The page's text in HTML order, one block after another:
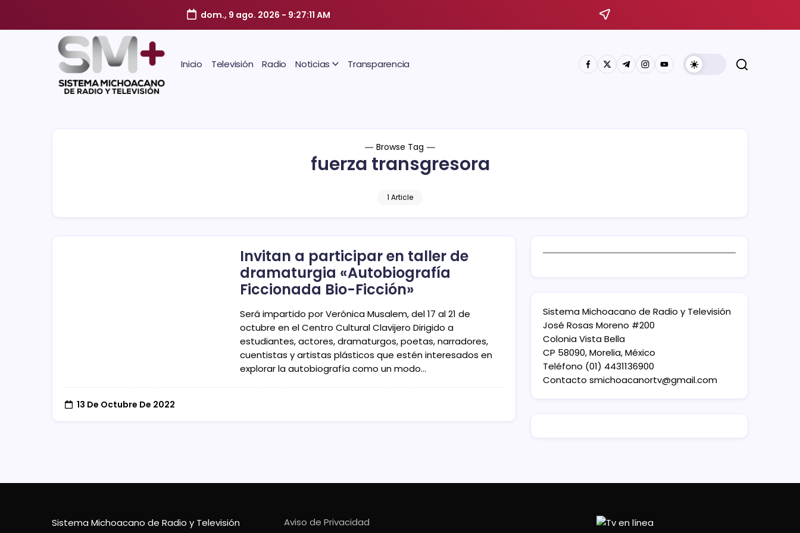
dom., 9 ago. 2026 - 9:27:12 AM
Inicio Televisión Radio Noticias Transparencia
Browse Tag
fuerza transgresora
1 Article
Invitan a participar en taller de
dramaturgia «Autobiografía
Ficcionada Bio-Ficción»
Será impartido por Verónica Musalem, del 17 al 21 de
octubre en el Centro Cultural Clavijero Dirigido a
estudiantes, actores, dramaturgos, poetas, narradores,
cuentistas y artistas plásticos que estén interesados en
explorar la autobiografía como un modo…
13 De Octubre De 2022
Sistema Michoacano de Radio y Televisión
José Rosas Moreno #200
Colonia Vista Bella
CP 58090, Morelia, México
Teléfono (01) 4431136900
Contacto smichoacanortv@gmail.com
Sistema Michoacano de Radio y Televisión
Aviso de Privacidad